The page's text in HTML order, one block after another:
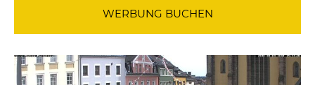
WERBUNG BUCHEN